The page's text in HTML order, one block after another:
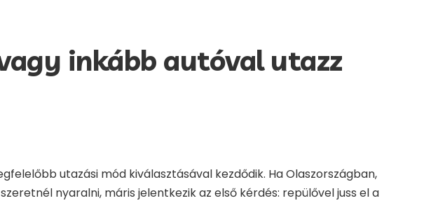
inkább autóval utazz
utazási mód kiválasztásával kezdődik. Ha Olaszországban,
nyaralni, máris jelentkezik az első kérdés: repülővel juss el a